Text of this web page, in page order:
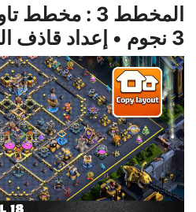
3 نجوم • إعداد قاذف الحمم